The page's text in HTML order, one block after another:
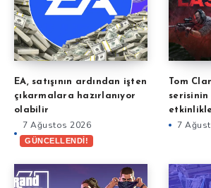
EA, satışının ardından işten
çıkarmalara hazırlanıyor
olabilir
7 Ağustos 2026
GÜNCELLENDİ!
Tom
serisinin
7